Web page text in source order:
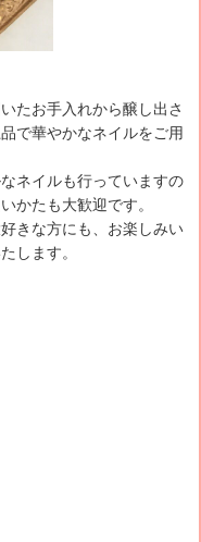
たお手入れから醸し出さ
で華やかなネイルをご用
ネイルも行っていますの
かたも大歓迎です。
きな方にも、お楽しみい
します。